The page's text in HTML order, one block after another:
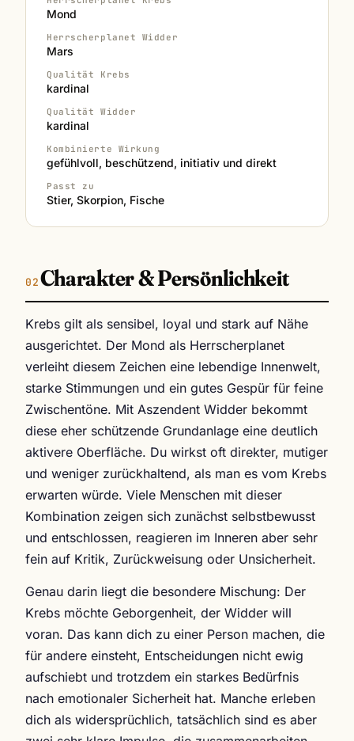
Mond
Herrscherplanet Widder
Mars
Qualität Krebs
kardinal
Qualität Widder
kardinal
Kombinierte Wirkung
gefühlvoll, beschützend, initiativ und direkt
Passt zu
Stier, Skorpion, Fische
Charakter & Persönlichkeit
Krebs gilt als sensibel, loyal und stark auf Nähe
ausgerichtet. Der Mond als Herrscherplanet
verleiht diesem Zeichen eine lebendige Innenwelt,
starke Stimmungen und ein gutes Gespür für feine
Zwischentöne. Mit Aszendent Widder bekommt
diese eher schützende Grundanlage eine deutlich
aktivere Oberfläche. Du wirkst oft direkter, mutiger
und weniger zurückhaltend, als man es vom Krebs
erwarten würde. Viele Menschen mit dieser
Kombination zeigen sich zunächst selbstbewusst
und entschlossen, reagieren im Inneren aber sehr
fein auf Kritik, Zurückweisung oder Unsicherheit.
Genau darin liegt die besondere Mischung: Der
Krebs möchte Geborgenheit, der Widder will
voran. Das kann dich zu einer Person machen, die
für andere einsteht, Entscheidungen nicht ewig
aufschiebt und trotzdem ein starkes Bedürfnis
nach emotionaler Sicherheit hat. Manche erleben
dich als widersprüchlich, tatsächlich sind es aber